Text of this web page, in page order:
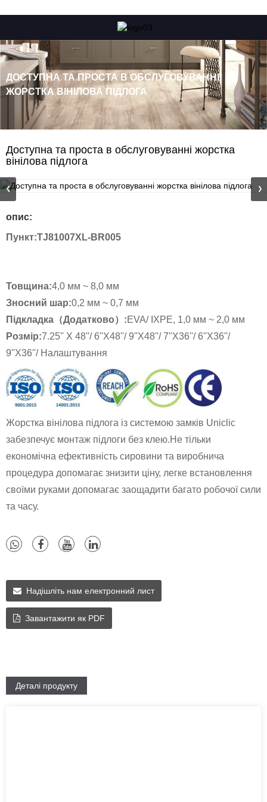
ДОСТУПНА ТА ПРОСТА В ОБСЛУГОВУВАННІ
ЖОРСТКА ВІНІЛОВА ПІДЛОГА
Доступна та проста в обслуговуванні жорстка
вінілова підлога
опис:
Пункт:TJ81007XL-BR005
Товщина:4,0 мм ~ 8,0 мм
Зносний шар:0,2 мм ~ 0,7 мм
Підкладка（Додатково）:EVA/ IXPE, 1,0 мм ~ 2,0 мм
Розмір:7.25'' X 48''/ 6''X48''/ 9''X48''/ 7''X36''/ 6''X36''/
9''X36''/ Налаштування
Жорстка вінілова підлога із системою замків Uniclic
забезпечує монтаж підлоги без клею.Не тільки
економічна ефективність сировини та виробнича
процедура допомагає знизити ціну, легке встановлення
своїми руками допомагає заощадити багато робочої сили
та часу.
Надішліть нам електронний лист
Завантажити як PDF
Деталі продукту